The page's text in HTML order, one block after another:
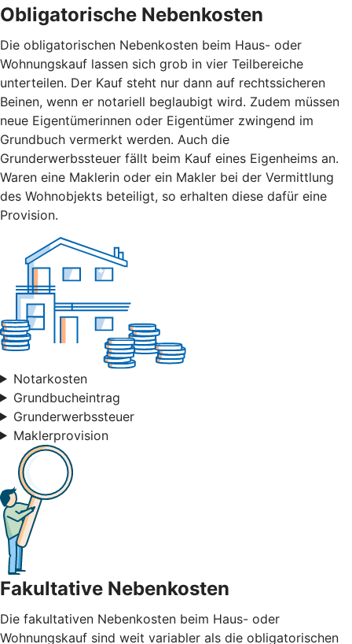
Obligatorische Nebenkosten
Die obligatorischen Nebenkosten beim Haus- oder
Wohnungskauf lassen sich grob in vier Teilbereiche
unterteilen. Der Kauf steht nur dann auf rechtssicheren
Beinen, wenn er notariell beglaubigt wird. Zudem müssen
neue Eigentümerinnen oder Eigentümer zwingend im
Grundbuch vermerkt werden. Auch die
Grunderwerbssteuer fällt beim Kauf eines Eigenheims an.
Waren eine Maklerin oder ein Makler bei der Vermittlung
des Wohnobjekts beteiligt, so erhalten diese dafür eine
Provision.
Notarkosten
Grundbucheintrag
Grunderwerbssteuer
Maklerprovision
Fakultative Nebenkosten
Die fakultativen Nebenkosten beim Haus- oder
Wohnungskauf sind weit variabler als die obligatorischen